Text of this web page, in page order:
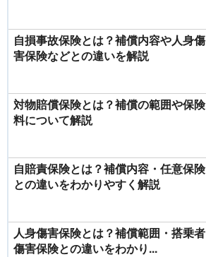
自損事故保険とは？補償内容や人身傷
害保険などとの違いを解説
対物賠償保険とは？補償の範囲や保険
料について解説
自賠責保険とは？補償内容・任意保険
との違いをわかりやすく解説
人身傷害保険とは？補償範囲・搭乗者
傷害保険との違いをわかり...